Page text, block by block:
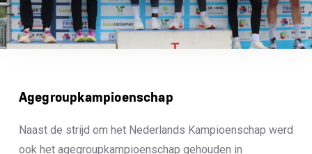
Agegroupkampioenschap
Naast de strijd om het Nederlands Kampioenschap werd
ook het agegroupkampioenschap gehouden in